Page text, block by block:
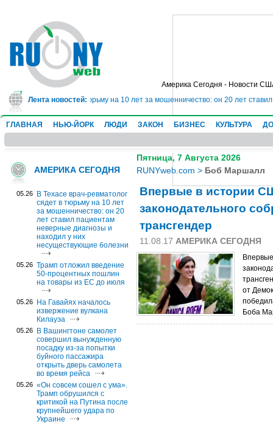
Америка Сегодня - Новости
Лента новостей:
ревматолог сядет в тюрьму на 10 лет за мошенничество: он 20 лет
ГЛАВНАЯ НЬЮ-ЙОРК ЛЮДИ ЗАКОН БИЗНЕС КУЛЬТУРА
АМЕРИКА СЕГОДНЯ
05.26
В Техасе врач-ревматолог
сядет в тюрьму на 10 лет
за мошенничество: он 20
лет ставил пациентам
неверные диагнозы и
находил у них
несуществующие болезни
05.26 Трамп отложил введение
50-процентных пошлин
на товары из ЕС до июля
05.26
На Гавайях началось
извержение вулкана
Килауэа
05.26
В Вашингтоне самолет
совершил вынужденную
посадку из-за попытки
буйного пассажира
открыть дверь самолета
во время рейса
05.26 «Он совсем сошел с ума».
Трамп обрушился с
критикой на Путина после
крупнейшего удара по
Украине
Пятница, 7 Августа 2026
RUNYweb.com > Боб Маршалл
Впервые в истории
законодательного
трансгендер
11.08.17 АМЕРИКА СЕГОДНЯ
от
Боба